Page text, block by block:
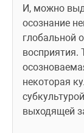
И, можно
осознание
глобальной
восприятия.
некоторая
выходящей